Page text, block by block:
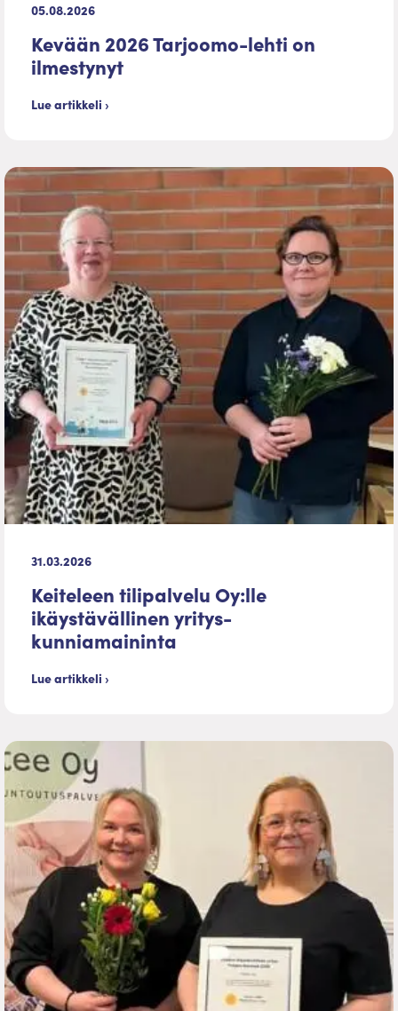
05.08.2026
Kevään 2026 Tarjoomo-lehti on
ilmestynyt
Lue artikkeli ›
31.03.2026
Keiteleen tilipalvelu Oy:lle
ikäystävällinen yritys-
kunniamaininta
Lue artikkeli ›